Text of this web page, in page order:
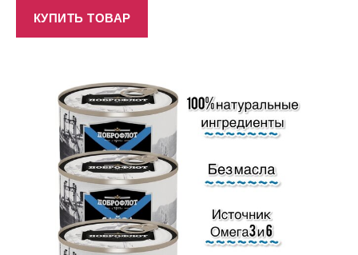
КУПИТЬ ТОВАР